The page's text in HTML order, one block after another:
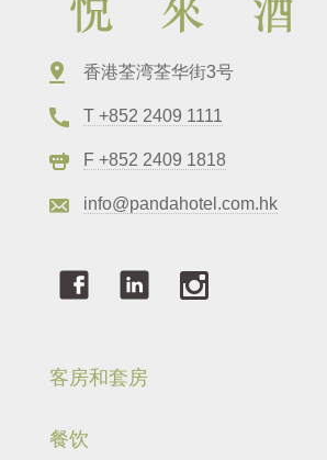
香港荃湾荃华街3号
T +852 2409 1111
F +852 2409 1818
info@pandahotel.com.hk
客房和套房
餐饮